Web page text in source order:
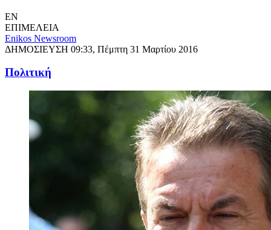
EN
ΕΠΙΜΕΛΕΙΑ
Enikos Newsroom
ΔΗΜΟΣΙΕΥΣΗ 09:33, Πέμπτη 31 Μαρτίου 2016
Πολιτική